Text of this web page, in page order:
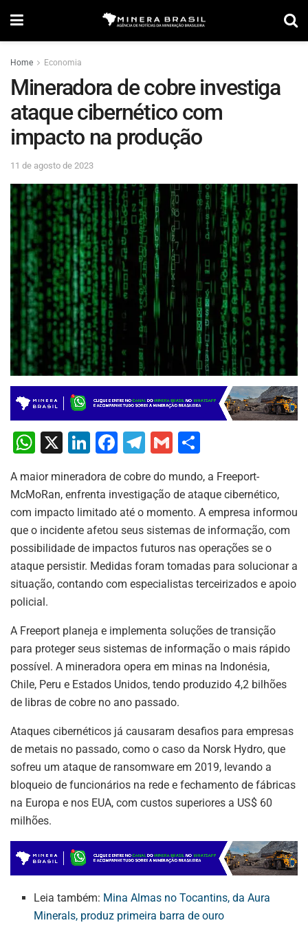
Home Economia
Mineradora de cobre investiga
ataque cibernético com
impacto na produção
11 de agosto de 2023
W
at
s
A
p
p
X
Li
k
e
dI
n
F
c
e
b
o
o
k
T
e
gr
a
m
G
ai
l
ar
e
A maior mineradora de cobre do mundo, a Freeport-
McMoRan, enfrenta investigação de ataque cibernético,
com impacto limitado até o momento. A empresa informou
que o incidente afetou seus sistemas de informação, com
possibilidade de impactos futuros nas operações se o
ataque persistir. Medidas foram tomadas para solucionar a
situação, contando com especialistas terceirizados e apoio
policial.
A Freeport planeja e implementa soluções de transição
para proteger seus sistemas de informação o mais rápido
possível. A mineradora opera em minas na Indonésia,
Chile, Peru e Estados Unidos, tendo produzido 4,2 bilhões
de libras de cobre no ano passado.
Ataques cibernéticos já causaram desafios para empresas
de metais no passado, como o caso da Norsk Hydro, que
sofreu um ataque de ransomware em 2019, levando a
bloqueio de funcionários na rede e fechamento de fábricas
na Europa e nos EUA, com custos superiores a US$ 60
milhões.
Leia também: Mina Almas no Tocantins, da Aura
Minerals, produz primeira barra de ouro